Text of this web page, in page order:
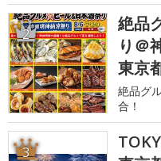
2
絶品
り＠
東京
絶品グ
合！
3